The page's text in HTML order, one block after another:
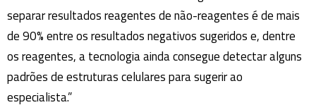
separar resultados reagentes de não-reagentes é de mais
de 90% entre os resultados negativos sugeridos e, dentre
os reagentes, a tecnologia ainda consegue detectar alguns
padrões de estruturas celulares para sugerir ao
especialista.”